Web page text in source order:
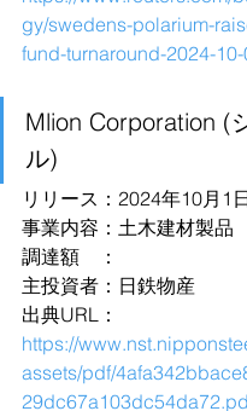
gy/swedens-polarium-
fund-turnaround-2024-
Mlion Corporation (
ル)
リリース：2024年10月1
事業内容：土木建材製品
調達額　：
主投資者：日鉄物産
出典URL：
https://
assets/pdf/